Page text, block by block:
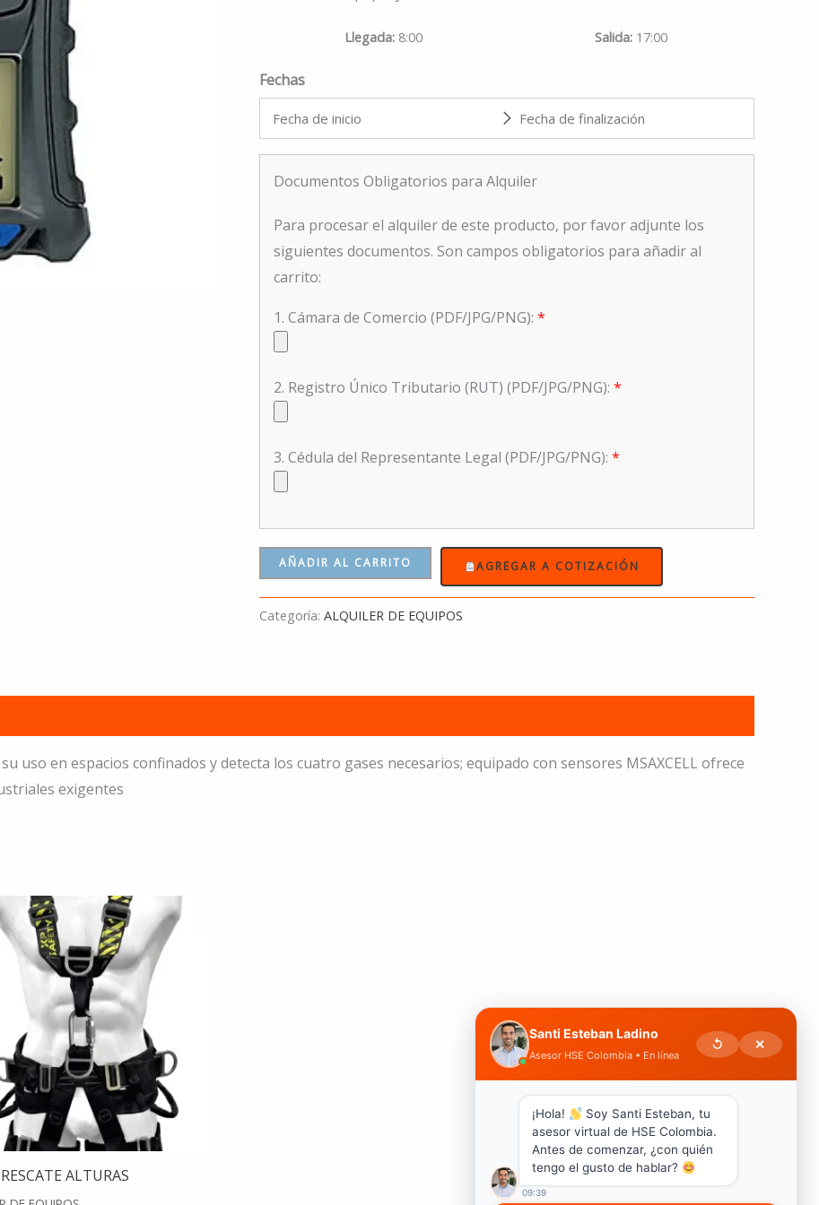
Llegada 8:00 Salida 17:00
Fechas
Documentos Obligatorios para Alquiler
Para procesar el alquiler de este producto, por favor adjunte los
siguientes documentos. Son campos obligatorios para añadir al
carrito:
1. Cámara de Comercio (PDF/JPG/PNG): *
2. Registro Único Tributario (RUT) (PDF/JPG/PNG): *
3. Cédula del Representante Legal (PDF/JPG/PNG): *
AÑADIR AL CARRITO AGREGAR A COTIZACIÓN
Categoría: ALQUILER DE EQUIPOS
uso en espacios confinados y detecta los cuatro gases necesarios; equipado con sensores MSAXCELL ofrece
exigentes
ALTURAS
Santi Esteban Ladino
Asesor HSE Colombia • En línea
↺ ✕
¡Hola!
Soy Santi Esteban, tu
asesor virtual de HSE Colombia.
Antes de comenzar, ¿con quién
tengo el gusto de hablar?
09:39